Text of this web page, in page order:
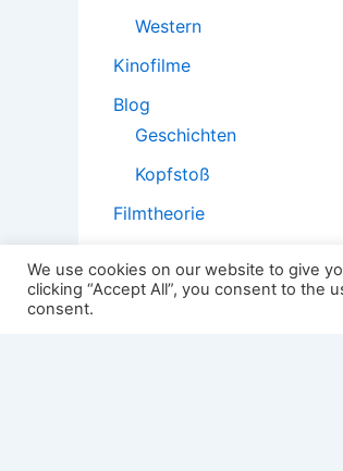
Western
Kinofilme
Blog
Geschichten
Kopfstoß
Filmtheorie
We use cookies on our website to give
clicking “Accept All”, you consent to the
consent.